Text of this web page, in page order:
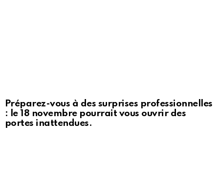
Préparez-vous à des surprises professionnelles
: le 18 novembre pourrait vous ouvrir des
portes inattendues.